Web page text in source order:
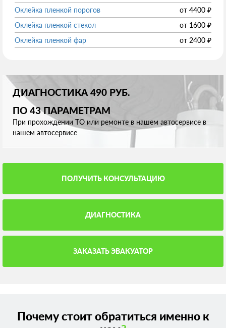
Оклейка пленкой порогов
от 4400 ₽
Оклейка пленкой стекол
от 1600 ₽
Оклейка пленкой фар
от 2400 ₽
ДИАГНОСТИКА 490 РУБ.
ПО 43 ПАРАМЕТРАМ
При прохождении ТО или ремонте в нашем автосервисе в
нашем автосервисе
ПОЛУЧИТЬ КОНСУЛЬТАЦИЮ
ДИАГНОСТИКА
ЗАКАЗАТЬ ЭВАКУАТОР
Почему стоит обратиться именно к